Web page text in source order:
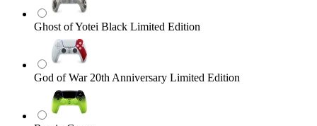
Ghost of Yotei Black Limited Edition
God of War 20th Anniversary Limited Edition